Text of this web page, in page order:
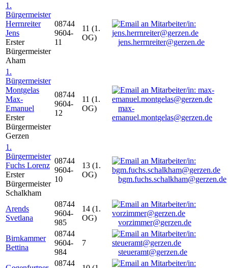
1.
Bürgermeister
Herrnreiter
Jens
Erster
Bürgermeister
Aham
08744
9604-
11
11 (1.
OG)
jens.herrnreiter@gerzen.de
1.
Bürgermeister
Montgelas
Max-
Emanuel
Erster
Bürgermeister
Gerzen
08744
9604-
12
11 (1.
OG)
max-
emanuel.montgelas@gerzen.de
1.
Bürgermeister
Fuchs Lorenz
Erster
Bürgermeister
Schalkham
08744
9604-
10
13 (1.
OG)
bgm.fuchs.schalkham@gerzen.de
Arends
Svetlana
08744
9604-
985
14 (1.
OG)
vorzimmer@gerzen.de
Birnkammer
Bettina
08744
9604-
984
7
steueramt@gerzen.de
08744